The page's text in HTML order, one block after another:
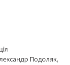
Подоляк,